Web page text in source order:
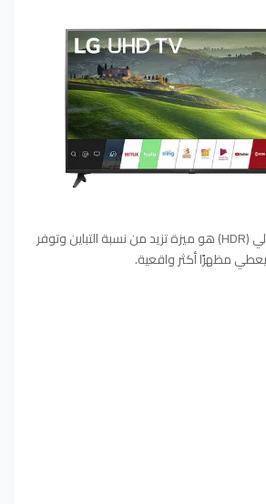
النطاق الديناميكي العالي (HDR) هو ميزة تزيد من نسبة التباين وتوفر
يعطي مظهرًا أكثر واقعية.